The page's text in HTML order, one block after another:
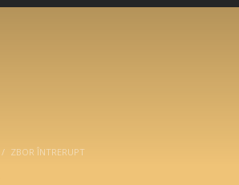
ZBOR ÎNTRERUPT